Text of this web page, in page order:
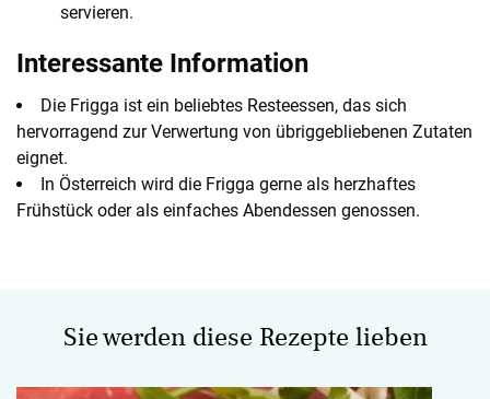
servieren.
Interessante Information
Die Frigga ist ein beliebtes Resteessen, das sich
hervorragend zur Verwertung von übriggebliebenen Zutaten
eignet.
In Österreich wird die Frigga gerne als herzhaftes
Frühstück oder als einfaches Abendessen genossen.
Sie werden diese Rezepte lieben